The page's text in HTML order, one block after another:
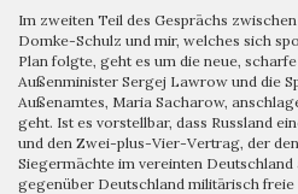
Im zweiten Teil des Gesprächs
Domke-Schulz und mir, welches sich
Plan folgte, geht es um die neue,
Außenminister Sergej Lawrow und die
Außenamtes, Maria Sacharow,
geht. Ist es vorstellbar, dass Russland
und den Zwei-plus-Vier-Vertrag, der
Siegermächte im vereinten
gegenüber Deutschland militärisch freie